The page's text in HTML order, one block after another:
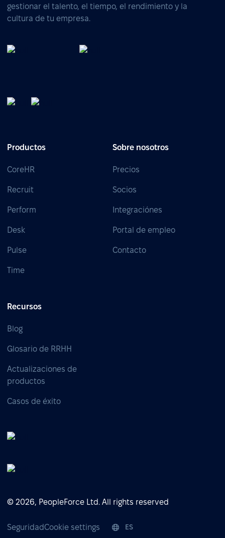
gestionar el talento, el tiempo, el rendimiento y la
cultura de tu empresa.
Productos
CoreHR
Recruit
Perform
Desk
Pulse
Time
Sobre nosotros
Precios
Socios
Integraciónes
Portal de empleo
Contacto
Recursos
Blog
Glosario de RRHH
Actualizaciones de
productos
Casos de éxito
© 2026, PeopleForce Ltd. All rights reserved
SeguridadCookie settings ES